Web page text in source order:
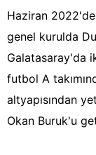
Haziran
genel kurulda
Galatasaray'da
futbol A
altyapısından
Okan Buruk'u